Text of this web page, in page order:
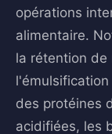
opérations
alimentaire.
la rétention de
des protéines
acidifiées, les